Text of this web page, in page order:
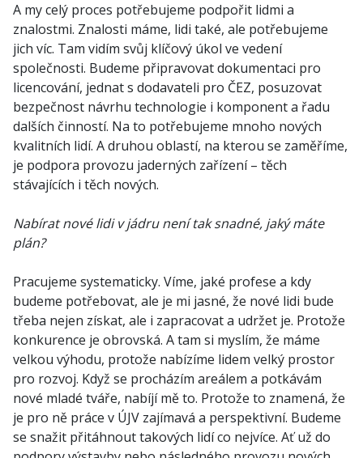
A my celý proces potřebujeme podpořit lidmi a
znalostmi. Znalosti máme, lidi také, ale potřebujeme
jich víc. Tam vidím svůj klíčový úkol ve vedení
společnosti. Budeme připravovat dokumentaci pro
licencování, jednat s dodavateli pro ČEZ, posuzovat
bezpečnost návrhu technologie i komponent a řadu
dalších činností. Na to potřebujeme mnoho nových
kvalitních lidí. A druhou oblastí, na kterou se zaměříme,
je podpora provozu jaderných zařízení – těch
stávajících i těch nových.
Nabírat nové lidi v jádru není tak snadné, jaký máte
plán?
Pracujeme systematicky. Víme, jaké profese a kdy
budeme potřebovat, ale je mi jasné, že nové lidi bude
třeba nejen získat, ale i zapracovat a udržet je. Protože
konkurence je obrovská. A tam si myslím, že máme
velkou výhodu, protože nabízíme lidem velký prostor
pro rozvoj. Když se procházím areálem a potkávám
nové mladé tváře, nabíjí mě to. Protože to znamená, že
je pro ně práce v ÚJV zajímavá a perspektivní. Budeme
se snažit přitáhnout takových lidí co nejvíce. Ať už do